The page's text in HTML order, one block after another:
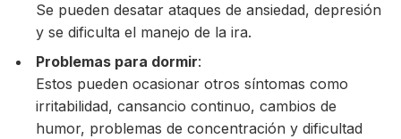
Se pueden desatar ataques de ansiedad, depresión
y se dificulta el manejo de la ira.
Problemas para dormir:
Estos pueden ocasionar otros síntomas como
irritabilidad, cansancio continuo, cambios de
humor, problemas de concentración y dificultad